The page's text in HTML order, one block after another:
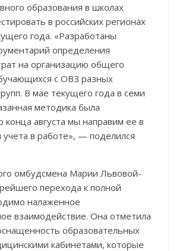
образования в школах
в российских регионах
года. «Разработаны
определения
на организацию общего
с ОВЗ разных
В мае текущего года в семи
методика была
конца августа мы направим ее в
в работе», — поделился
омбудсмена Марии Львовой-
перехода к полной
налаженное
взаимодействие. Она отметила
образовательных
кабинетами, которые